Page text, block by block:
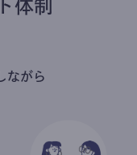
体制
ながら